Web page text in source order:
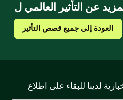
العودة إلى جميع قصص التأثير
لدينا للبقاء على اطلاع